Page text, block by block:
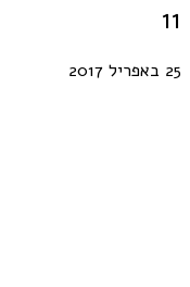
11
25 באפריל 2017